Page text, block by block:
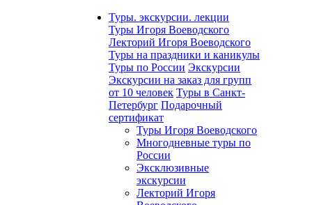
Туры. экскурсии. лекции
Туры Игоря Воеводского
Лекторий Игоря Воеводского
Туры на праздники и каникулы
Туры по России Экскурсии
Экскурсии на заказ для групп
от 10 человек Туры в Санкт-
Петербург Подарочный
сертификат
Туры Игоря Воеводского
Многодневные туры по
России
Эксклюзивные
экскурсии
Лекторий Игоря